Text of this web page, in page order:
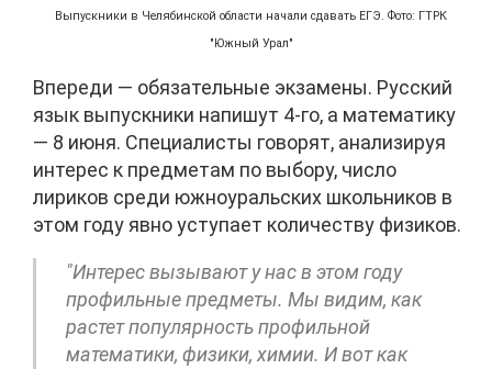
Выпускники в Челябинской области начали сдавать ЕГЭ. Фото: ГТРК
"Южный Урал"
Впереди — обязательные экзамены. Русский
язык выпускники напишут 4-го, а математику
— 8 июня. Специалисты говорят, анализируя
интерес к предметам по выбору, число
лириков среди южноуральских школьников в
этом году явно уступает количеству физиков.
"Интерес вызывают у нас в этом году
профильные предметы. Мы видим, как
растет популярность профильной
математики, физики, химии. И вот как